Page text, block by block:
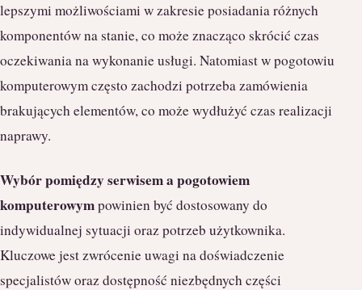
lepszymi możliwościami w zakresie posiadania różnych
komponentów na stanie, co może znacząco skrócić czas
oczekiwania na wykonanie usługi. Natomiast w pogotowiu
komputerowym często zachodzi potrzeba zamówienia
brakujących elementów, co może wydłużyć czas realizacji
naprawy.
Wybór pomiędzy serwisem a pogotowiem
komputerowympowinien być dostosowany do
indywidualnej sytuacji oraz potrzeb użytkownika.
Kluczowe jest zwrócenie uwagi na doświadczenie
specjalistów oraz dostępność niezbędnych części